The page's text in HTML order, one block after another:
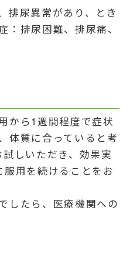
排尿異常があり、とき
：排尿困難、排尿痛、
から1週間程度で症状
体質に合っていると考
しいただき、効果実
用を続けることをお
したら、医療機関への